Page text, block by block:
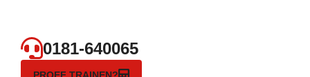
0181-640065